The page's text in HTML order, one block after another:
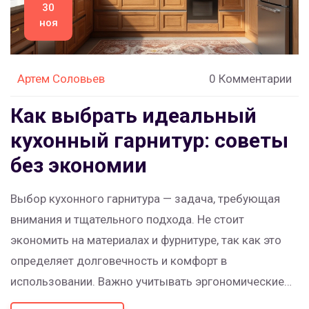
30
ноя
Артем Соловьев 0 Комментарии
Как выбрать идеальный
кухонный гарнитур: советы
без экономии
Выбор кухонного гарнитура — задача, требующая
внимания и тщательного подхода. Не стоит
экономить на материалах и фурнитуре, так как это
определяет долговечность и комфорт в
использовании. Важно учитывать эргономические
аспекты, чтобы пространство было максимально